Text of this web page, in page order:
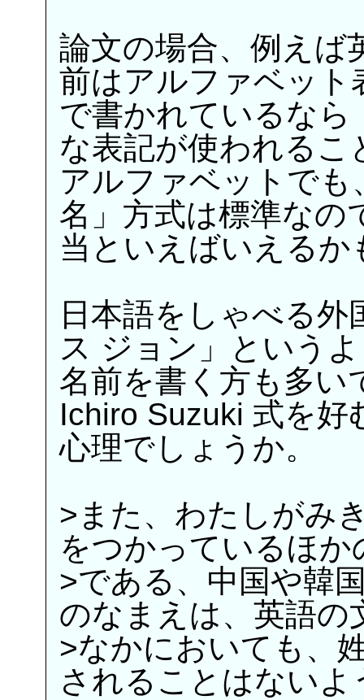
論文の場合、例えば
前はアルファベット
で書かれているな
な表記が使われるこ
アルファベットでも
名」方式は標準なの
当といえばいえるか
日本語をしゃべる
ス ジョン」という
名前を書く方も多い
Ichiro Suzuki 式を好
心理でしょうか。
>また、わたしがみ
をつかっているほか
>である、中国や韓
のなまえは、英語の
>なかにおいても、
されることはないよ